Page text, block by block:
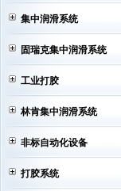
集中润滑系统
固瑞克集中润滑系统
工业打胶
林肯集中润滑系统
非标自动化设备
打胶系统